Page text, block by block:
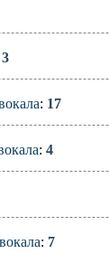
3
: 17
: 4
: 7